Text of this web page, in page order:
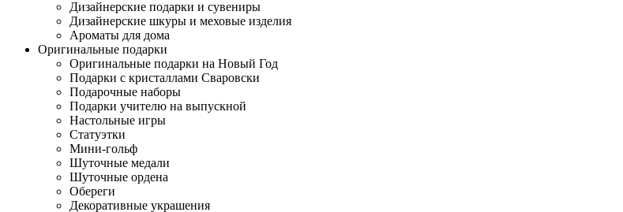
Дизайнерские подарки и сувениры
Дизайнерские шкуры и меховые изделия
Ароматы для дома
Оригинальные подарки
Оригинальные подарки на Новый Год
Подарки с кристаллами Сваровски
Подарочные наборы
Подарки учителю на выпускной
Настольные игры
Статуэтки
Мини-гольф
Шуточные медали
Шуточные ордена
Обереги
Декоративные украшения